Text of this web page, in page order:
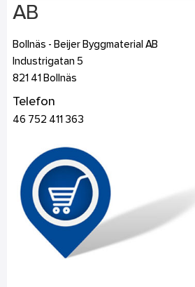
AB
Bollnäs - Beijer Byggmaterial AB
Industrigatan 5
821 41 Bollnäs
Telefon
46 752 411 363